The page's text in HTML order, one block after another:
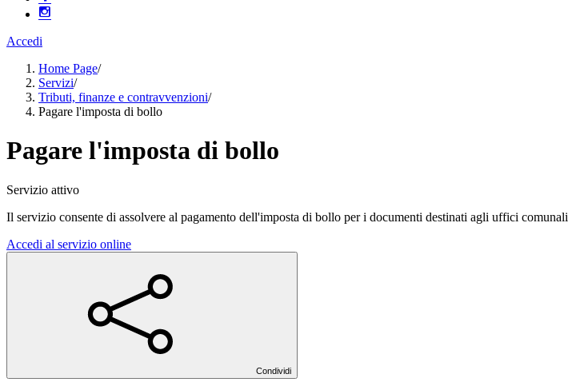
Accedi
Home Page/
Servizi/
Tributi, finanze e contravvenzioni/
Pagare l'imposta di bollo
Pagare l'imposta di bollo
Servizio attivo
Il servizio consente di assolvere al pagamento dell'imposta di bollo per i documenti destinati agli uffici comunali
Accedi al servizio online
Condividi